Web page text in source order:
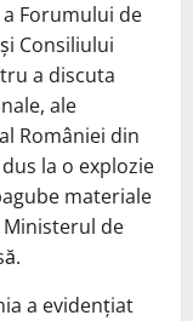
Forumului de
Consiliului
a discuta
ale
României din
la o explozie
materiale
de
a evidenţiat